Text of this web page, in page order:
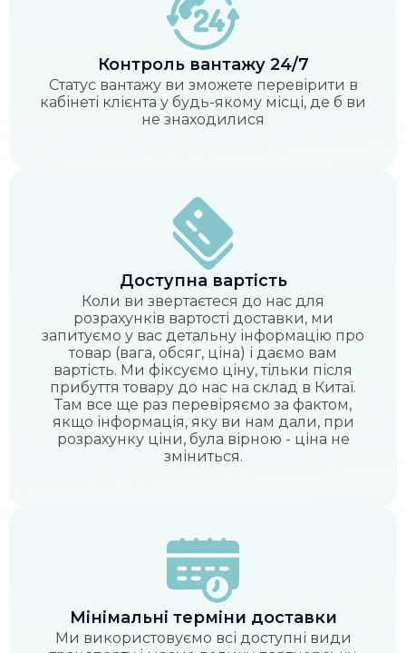
Контроль вантажу 24/7
Статус вантажу ви зможете перевірити в
кабінеті клієнта у будь-якому місці, де б ви
не знаходилися
Доступна вартість
Коли ви звертаєтеся до нас для
розрахунків вартості доставки, ми
запитуємо у вас детальну інформацію про
товар (вага, обсяг, ціна) і даємо вам
вартість. Ми фіксуємо ціну, тільки після
прибуття товару до нас на склад в Китаї.
Там все ще раз перевіряємо за фактом,
якщо інформація, яку ви нам дали, при
розрахунку ціни, була вірною - ціна не
зміниться.
Мінімальні терміни доставки
Ми використовуємо всі доступні види